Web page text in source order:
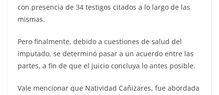
con presencia de 34 testigos citados a lo largo de las
mismas.
Pero finalmente, debido a cuestiones de salud del
imputado, se determinó pasar a un acuerdo entre las
partes, a fin de que el juicio concluya lo antes posible.
Vale mencionar que Natividad Cañizares, fue abordada